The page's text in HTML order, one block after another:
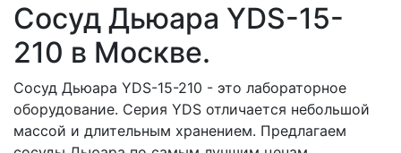
Сосуд Дьюара YDS-15-
210 в Москве.
Сосуд Дьюара YDS-15-210 - это лабораторное
оборудование. Серия YDS отличается небольшой
массой и длительным хранением. Предлагаем